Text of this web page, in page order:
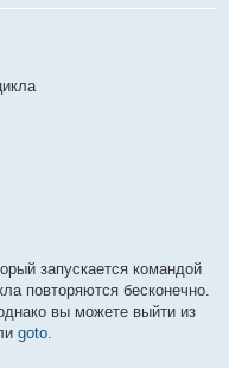
запускается командой
повторяются бесконечно.
вы можете выйти из
goto